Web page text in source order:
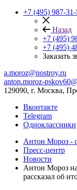
+7 (495) 987-
Назад
+7 (495)
+7 (495)
Заказать
a.moroz@nostroy.ru
anton.moroz-
129090, г. Москва,
Вконтакте
Telegram
Одноклассники
Антон Мороз -
Пресс-центр
Новости
Антон Мороз
рассказал об